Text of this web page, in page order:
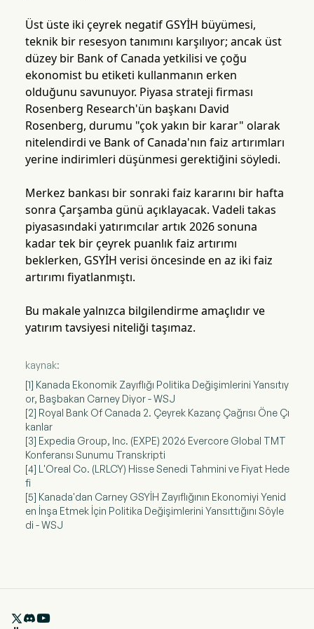
Üst üste iki çeyrek negatif GSYİH büyümesi,
teknik bir resesyon tanımını karşılıyor; ancak üst
düzey bir Bank of Canada yetkilisi ve çoğu
ekonomist bu etiketi kullanmanın erken
olduğunu savunuyor. Piyasa strateji firması
Rosenberg Research'ün başkanı David
Rosenberg, durumu "çok yakın bir karar" olarak
nitelendirdi ve Bank of Canada'nın faiz artırımları
yerine indirimleri düşünmesi gerektiğini söyledi.
Merkez bankası bir sonraki faiz kararını bir hafta
sonra Çarşamba günü açıklayacak. Vadeli takas
piyasasındaki yatırımcılar artık 2026 sonuna
kadar tek bir çeyrek puanlık faiz artırımı
beklerken, GSYİH verisi öncesinde en az iki faiz
artırımı fiyatlanmıştı.
Bu makale yalnızca bilgilendirme amaçlıdır ve
yatırım tavsiyesi niteliği taşımaz.
kaynak:
[1] Kanada Ekonomik Zayıflığı Politika Değişimlerini Yansıtıy
or, Başbakan Carney Diyor - WSJ
[2] Royal Bank Of Canada 2. Çeyrek Kazanç Çağrısı Öne Çı
kanlar
[3] Expedia Group, Inc. (EXPE) 2026 Evercore Global TMT
Konferansı Sunumu Transkripti
[4] L'Oreal Co. (LRLCY) Hisse Senedi Tahmini ve Fiyat Hede
fi
[5] Kanada'dan Carney GSYİH Zayıflığının Ekonomiyi Yenid
en İnşa Etmek İçin Politika Değişimlerini Yansıttığını Söyle
di - WSJ
